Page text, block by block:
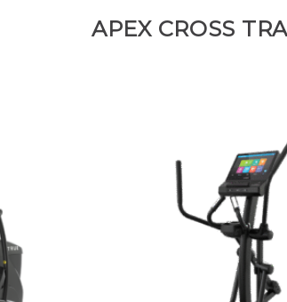
APEX CROSS